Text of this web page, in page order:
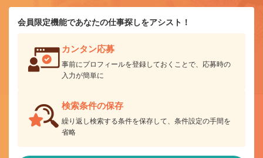
会員限定機能であなたの仕事探しをアシスト！
カンタン応募
事前にプロフィールを登録しておくことで、応募時の
入力が簡単に
検索条件の保存
繰り返し検索する条件を保存して、条件設定の手間を
省略